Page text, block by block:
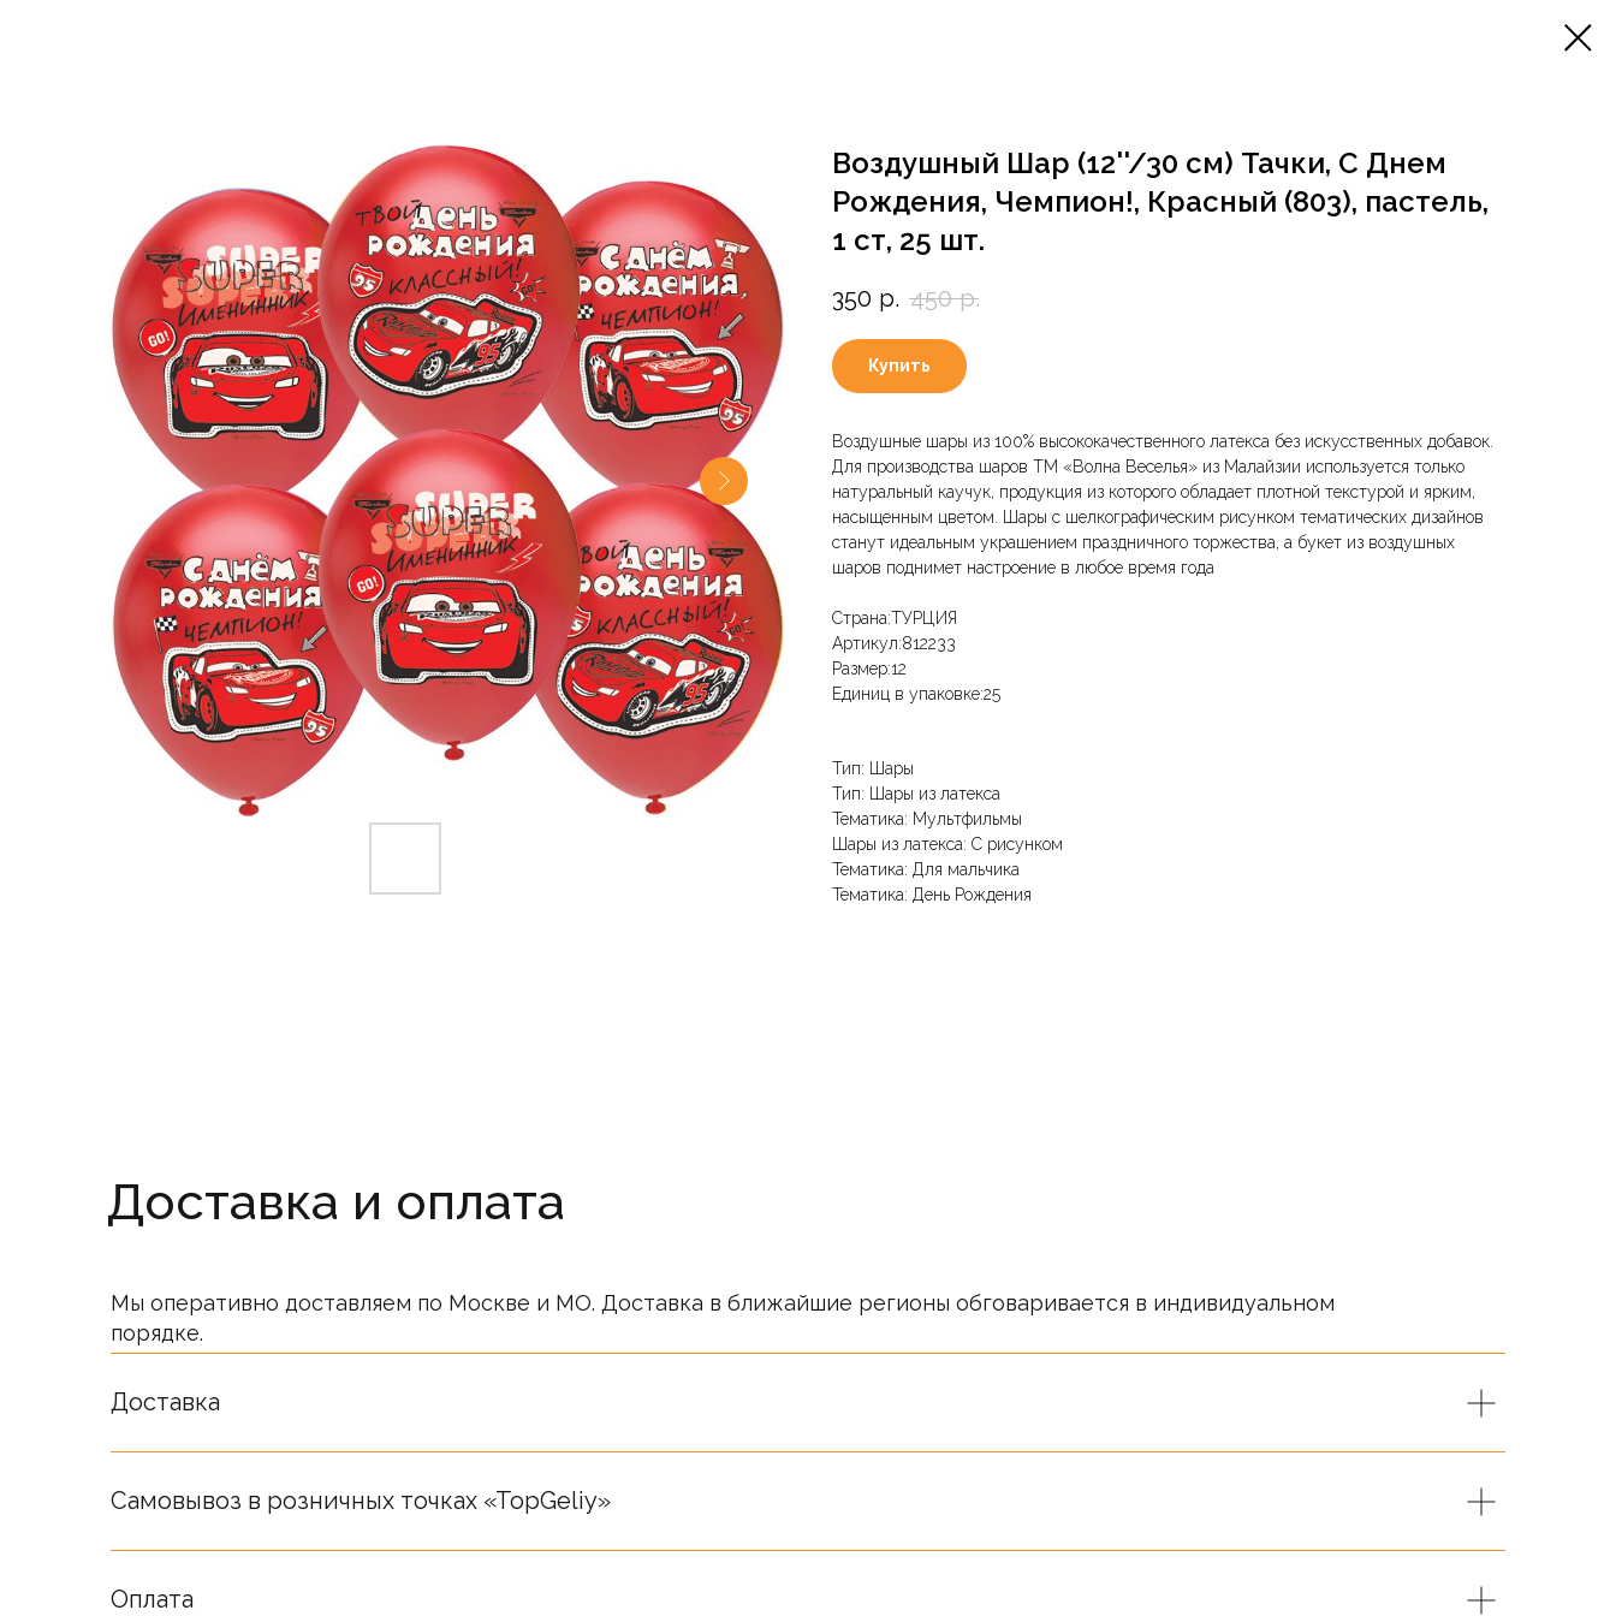
Воздушный Шар (12''/30 см) Тачки, С Днем
Рождения, Чемпион!, Красный (803), пастель,
1 ст, 25 шт.
350 р. 450 р.
Купить
Воздушные шары из 100% высококачественного латекса без искусственных добавок.
Для производства шаров ТМ «Волна Веселья» из Малайзии используется только
натуральный каучук, продукция из которого обладает плотной текстурой и ярким,
насыщенным цветом. Шары с шелкографическим рисунком тематических дизайнов
станут идеальным украшением праздничного торжества, а букет из воздушных
шаров поднимет настроение в любое время года
Страна:ТУРЦИЯ
Артикул:812233
Размер:12
Единиц в упаковке:25
Тип: Шары
Тип: Шары из латекса
Тематика: Мультфильмы
Шары из латекса: С рисунком
Тематика: Для мальчика
Тематика: День Рождения
Доставка и оплата
Мы оперативно доставляем по Москве и МО. Доставка в ближайшие регионы обговаривается в индивидуальном
порядке.
Окончательная стоимость определяется после подтверждения менеджерами компании.
Доставка
Самовывоз в розничных точках «TopGeliy»
Оплата